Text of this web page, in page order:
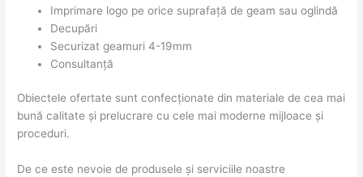
Imprimare logo pe orice suprafață de geam sau oglindă
Decupări
Securizat geamuri 4-19mm
Consultanță
Obiectele ofertate sunt confecționate din materiale de cea mai
bună calitate și prelucrare cu cele mai moderne mijloace și
proceduri.
De ce este nevoie de produsele și serviciile noastre